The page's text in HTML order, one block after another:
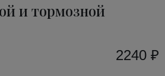
и тормозной
2240 ₽